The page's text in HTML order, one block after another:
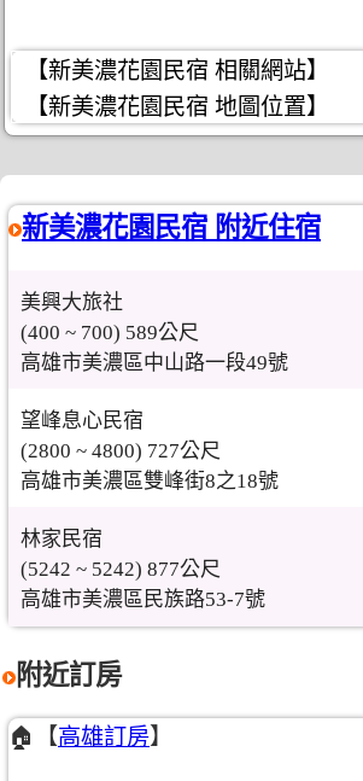
【新美濃花園民宿 相關網站】
【新美濃花園民宿 地圖位置】
新美濃花園民宿 附近住宿
美興大旅社
(400 ~ 700) 589公尺
高雄市美濃區中山路一段49號
望峰息心民宿
(2800 ~ 4800) 727公尺
高雄市美濃區雙峰街8之18號
林家民宿
(5242 ~ 5242) 877公尺
高雄市美濃區民族路53-7號
附近訂房
🏠【高雄訂房】